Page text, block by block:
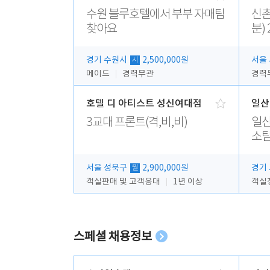
수원 블루호텔에서 부부 자매팀
찾아요
경기 수원시 시
2,500,000원
메이드
경력무관
신촌피
분)
서울
경력
호텔 디 아티스트 성신여대점
3교대 프론트(격,비,비)
서울 성북구 월
2,900,000원
객실판매 및 고객응대
1년 이상
일
일
소
경기
객실
스페셜 채용정보